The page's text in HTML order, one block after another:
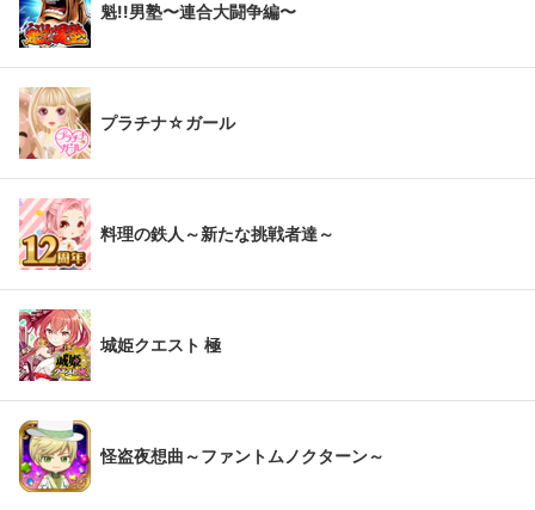
魁!!男塾〜連合大闘争編〜
プラチナ☆ガール
料理の鉄人～新たな挑戦者達～
城姫クエスト 極
怪盗夜想曲～ファントムノクターン～